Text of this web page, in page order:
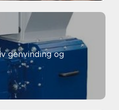
genvinding og